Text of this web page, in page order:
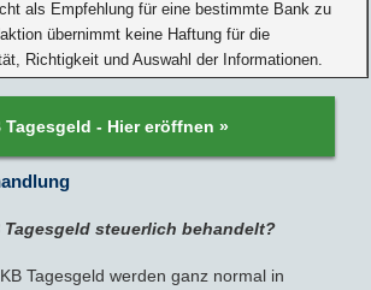
als Empfehlung für eine bestimmte Bank zu
übernimmt keine Haftung für die
Richtigkeit und Auswahl der Informationen.
Tagesgeld - Hier eröffnen »
Tagesgeld steuerlich behandelt?
Tagesgeld werden ganz normal in